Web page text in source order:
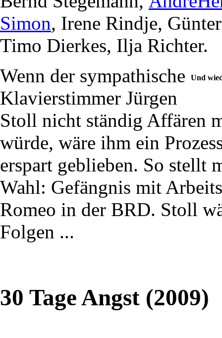
Simon, Irene Rindje,
Timo Dierkes, Ilja Richter.
Und
Wenn der sympathische
Klavierstimmer Jürgen
Stoll nicht ständig Affären
würde, wäre ihm ein
erspart geblieben. So stellt
Wahl: Gefängnis mit
Romeo in der BRD. Stoll
Folgen ...
30 Tage Angst (2009)